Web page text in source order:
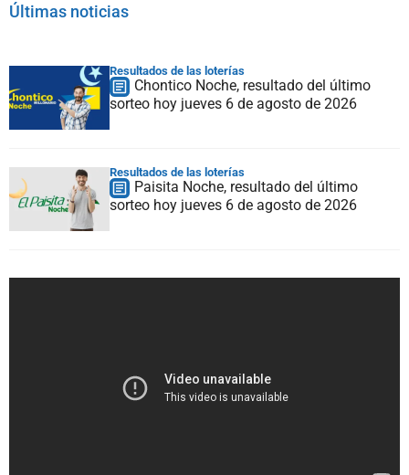
Últimas noticias
Resultados de las loterías
Chontico Noche, resultado del último
sorteo hoy jueves 6 de agosto de 2026
Resultados de las loterías
Paisita Noche, resultado del último
sorteo hoy jueves 6 de agosto de 2026